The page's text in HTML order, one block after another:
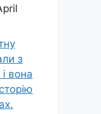
з
вона